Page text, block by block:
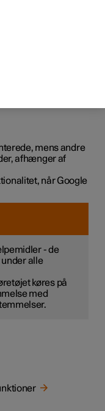
køretøj
føreren og bremse
mens andre
afhænger af
når Google
- de
alle
køres på
med